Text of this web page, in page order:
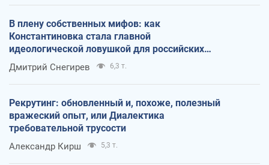
В плену собственных мифов: как
Константиновка стала главной
идеологической ловушкой для российских
оккупантов
Дмитрий Снегирев 6,3 т.
Рекрутинг: обновленный и, похоже, полезный
вражеский опыт, или Диалектика
требовательной трусости
Александр Кирш 5,3 т.